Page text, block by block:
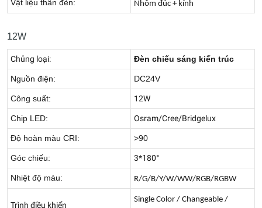
Vật liệu thân đèn: Nhôm đúc + kính
12W
Chủng loại: Đèn chiếu sáng kiến trúc
Nguồn điện: DC24V
Công suất: 12W
Chip LED: Osram/Cree/Bridgelux
Độ hoàn màu CRI: >90
Góc chiếu: 3*180°
Nhiệt độ màu: R/G/B/Y/W/WW/RGB/RGBW
Trình điều khiển
Single Color / Changeable /